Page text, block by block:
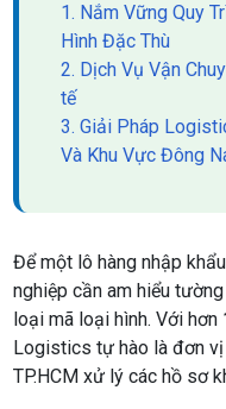
1. Nắm Vững Quy
Hình Đặc Thù
2. Dịch Vụ Vận
tế
3. Giải Pháp
Và Khu Vực Đông
Để một lô hàng nhập
nghiệp cần am hiểu
loại mã loại hình. Với hơn
Logistics tự hào là đơn
TP.HCM xử lý các hồ sơ